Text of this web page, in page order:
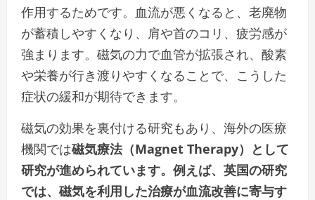
作用するためです。血流が悪くなると、老廃物
が蓄積しやすくなり、肩や首のコリ、疲労感が
強まります。磁気の力で血管が拡張され、酸素
や栄養が行き渡りやすくなることで、こうした
症状の緩和が期待できます。
磁気の効果を裏付ける研究もあり、海外の医療
機関では磁気療法（Magnet Therapy）として
研究が進められています。例えば、英国の研究
では、磁気を利用した治療が血流改善に寄与す